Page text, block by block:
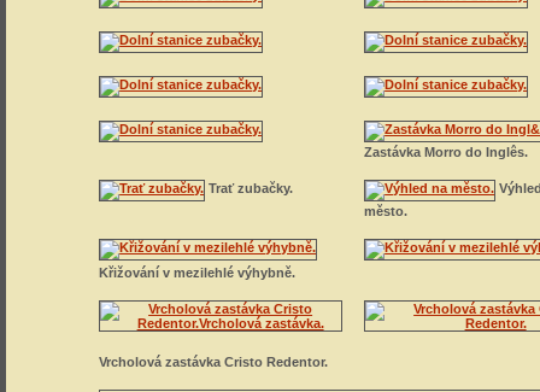
Zastávka Morro do Inglês.
Trať zubačky.
město.
Křižování v mezilehlé výhybně.
Vrcholová zastávka Cristo Redentor.